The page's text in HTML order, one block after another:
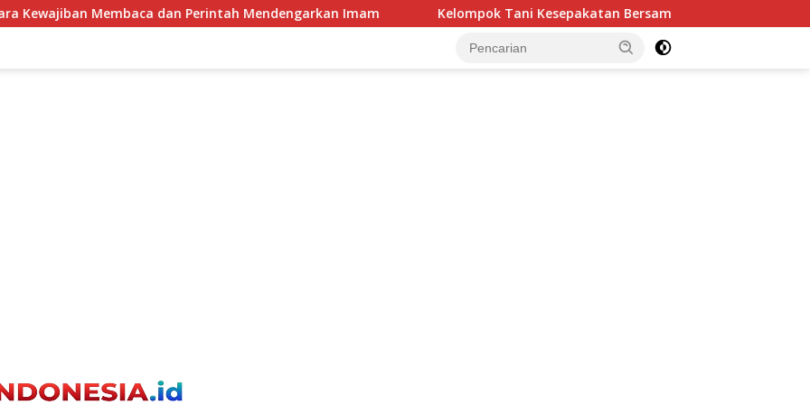
Mendengarkan Imam Kelompok Tani Kesepakatan Bersama Tegaskan Penugasan Pengelolaan Lahan Eks